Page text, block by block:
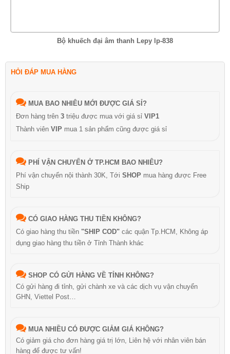
Bộ khuếch đại âm thanh Lepy lp-838
HỎI ĐÁP MUA HÀNG
MUA BAO NHIÊU MỚI ĐƯỢC GIÁ SỈ?
Đơn hàng trên 3 triệu được mua với giá sỉ VIP1
Thành viên VIP mua 1 sản phẩm cũng được giá sỉ
PHÍ VẬN CHUYỂN Ở TP.HCM BAO NHIÊU?
Phí vận chuyển nội thành 30K, Tới SHOP mua hàng được Free
Ship
CÓ GIAO HÀNG THU TIỀN KHÔNG?
Có giao hàng thu tiền "SHIP COD" các quận Tp.HCM, Không áp
dụng giao hàng thu tiền ở Tỉnh Thành khác
SHOP CÓ GỬI HÀNG VỀ TỈNH KHÔNG?
Có gửi hàng đi tỉnh, gửi chành xe và các dịch vụ vận chuyển
GHN, Viettel Post…
MUA NHIỀU CÓ ĐƯỢC GIẢM GIÁ KHÔNG?
Có giảm giá cho đơn hàng giá trị lớn, Liên hệ với nhân viên bán
hàng để được tư vấn!